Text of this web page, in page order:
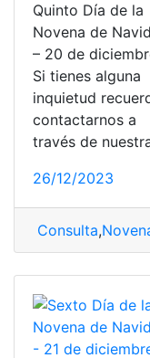
Quinto Día de la
Novena de
– 20 de
Si tienes alguna
inquietud
contactarnos a
través de
26/12/2023
Consulta,